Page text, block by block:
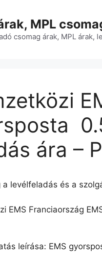
MPL
csomag árak, MPL árak,

ára –
a levélfeladás és a
EMS Franciaország
leírása: EMS